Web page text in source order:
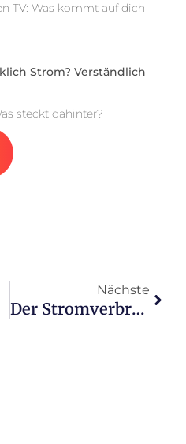
TV: Was kommt auf dich
Strom? Verständlich
steckt dahinter?
Nächste
Der Stromverbrauch von The Frame im Kunstmodus: Luxus?